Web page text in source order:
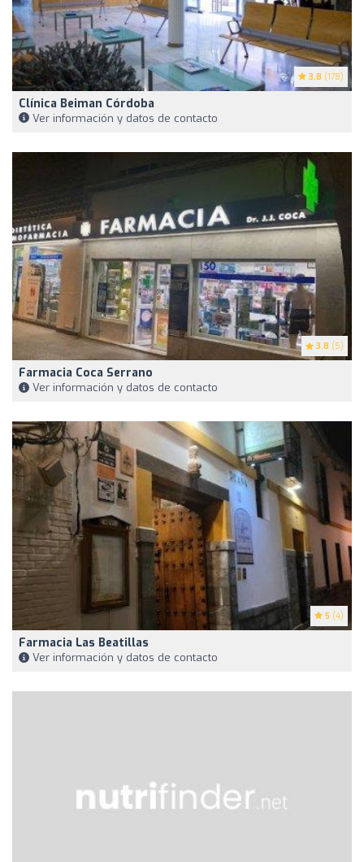
3.8 (178)
Clínica Beiman Córdoba
Ver información y datos de contacto
3.8 (5)
Farmacia Coca Serrano
Ver información y datos de contacto
5 (4)
Farmacia Las Beatillas
Ver información y datos de contacto